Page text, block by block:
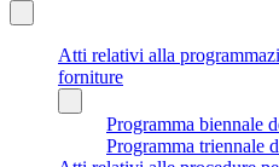
Atti relativi alla
forniture
Programma biennale
Programma triennale